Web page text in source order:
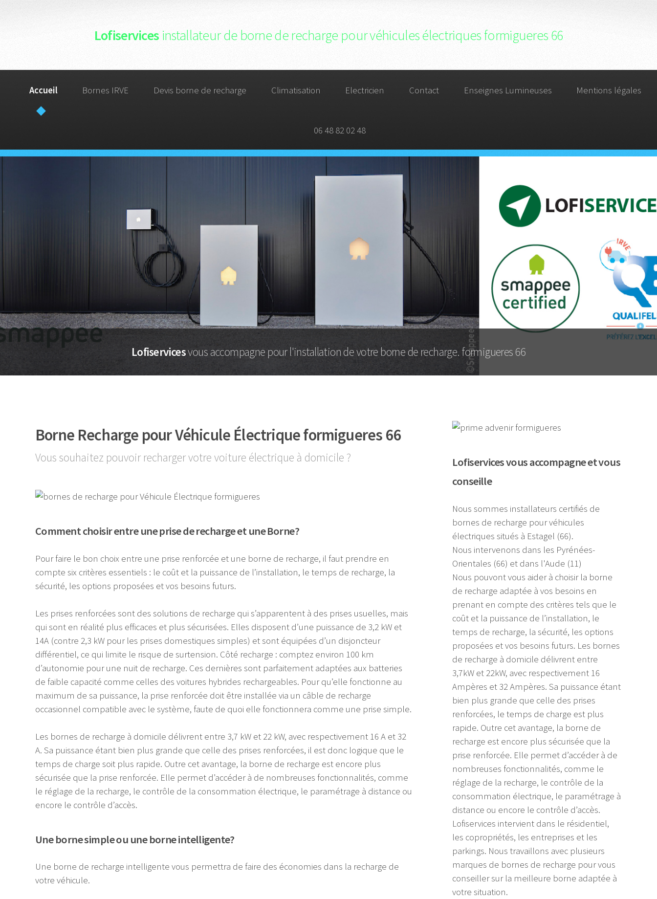
Lofiservices installateur de borne de recharge pour véhicules électriques formigueres 66
Accueil Bornes IRVE Devis borne de recharge Climatisation Electricien Contact Enseignes Lumineuses Mentions légales
06 48 82 02 48
Lofiservicesvous accompagne pour l'installation de votre borne de recharge. formigueres 66
Borne Recharge pour Véhicule Électrique formigueres 66
Vous souhaitez pouvoir recharger votre voiture électrique à domicile ?
Comment choisir entre une prise de recharge et une Borne?
Pour faire le bon choix entre une prise renforcée et une borne de recharge, il faut prendre en
compte six critères essentiels : le coût et la puissance de l’installation, le temps de recharge, la
sécurité, les options proposées et vos besoins futurs.
Les prises renforcées sont des solutions de recharge qui s’apparentent à des prises usuelles, mais
qui sont en réalité plus efficaces et plus sécurisées. Elles disposent d’une puissance de 3,2 kW et
14A (contre 2,3 kW pour les prises domestiques simples) et sont équipées d’un disjoncteur
différentiel, ce qui limite le risque de surtension. Côté recharge : comptez environ 100 km
d’autonomie pour une nuit de recharge. Ces dernières sont parfaitement adaptées aux batteries
de faible capacité comme celles des voitures hybrides rechargeables. Pour qu’elle fonctionne au
maximum de sa puissance, la prise renforcée doit être installée via un câble de recharge
occasionnel compatible avec le système, faute de quoi elle fonctionnera comme une prise simple.
Les bornes de recharge à domicile délivrent entre 3,7 kW et 22 kW, avec respectivement 16 A et 32
A. Sa puissance étant bien plus grande que celle des prises renforcées, il est donc logique que le
temps de charge soit plus rapide. Outre cet avantage, la borne de recharge est encore plus
sécurisée que la prise renforcée. Elle permet d’accéder à de nombreuses fonctionnalités, comme
le réglage de la recharge, le contrôle de la consommation électrique, le paramétrage à distance ou
encore le contrôle d’accès.
Une borne simple ou une borne intelligente?
Une borne de recharge intelligente vous permettra de faire des économies dans la recharge de
votre véhicule.
Lofiservices vous accompagne et vous
conseille
Nous sommes installateurs certifiés de
bornes de recharge pour véhicules
électriques situés à Estagel (66).
Nous intervenons dans les Pyrénées-
Orientales (66) et dans l'Aude (11)
Nous pouvont vous aider à choisir la borne
de recharge adaptée à vos besoins en
prenant en compte des critères tels que le
coût et la puissance de l’installation, le
temps de recharge, la sécurité, les options
proposées et vos besoins futurs. Les bornes
de recharge à domicile délivrent entre
3,7kW et 22kW, avec respectivement 16
Ampères et 32 Ampères. Sa puissance étant
bien plus grande que celle des prises
renforcées, le temps de charge est plus
rapide. Outre cet avantage, la borne de
recharge est encore plus sécurisée que la
prise renforcée. Elle permet d’accéder à de
nombreuses fonctionnalités, comme le
réglage de la recharge, le contrôle de la
consommation électrique, le paramétrage à
distance ou encore le contrôle d’accès.
Lofiservices intervient dans le résidentiel,
les copropriétés, les entreprises et les
parkings. Nous travaillons avec plusieurs
marques de bornes de recharge pour vous
conseiller sur la meilleure borne adaptée à
votre situation.